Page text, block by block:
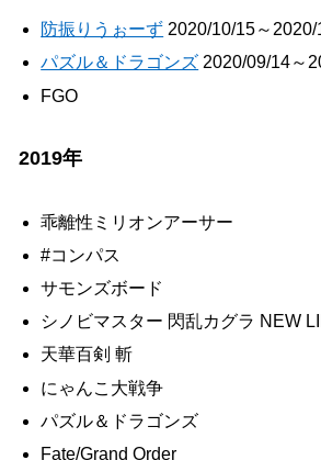
防振りうぉーず 2020/10/15～2020/
パズル＆ドラゴンズ 2020/09/14～
FGO
2019年
乖離性ミリオンアーサー
#コンパス
サモンズボード
シノビマスター 閃乱カグラ NEW
天華百剣 斬
にゃんこ大戦争
パズル＆ドラゴンズ
Fate/Grand Order